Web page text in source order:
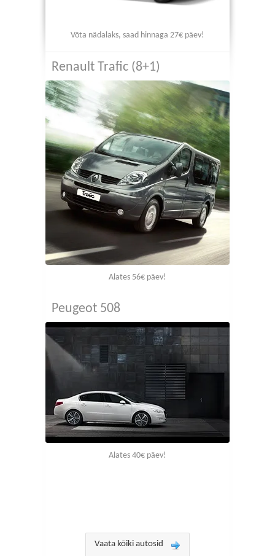
Võta nädalaks, saad hinnaga 27€ päev!
Renault Trafic (8+1)
Alates 56€ päev!
Peugeot 508
Alates 40€ päev!
Vaata kõiki autosid